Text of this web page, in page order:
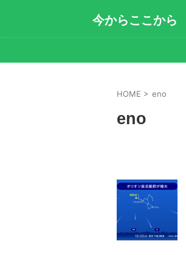
今からここから
HOME > eno
eno